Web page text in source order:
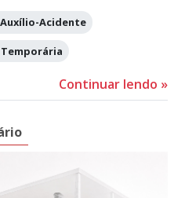
Auxílio-Acidente
Continuar lendo »